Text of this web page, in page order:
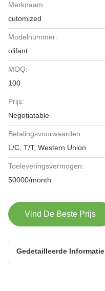
Merknaam:
cutomized
Modelnummer:
olifant
MOQ:
100
Prijs:
Negotiatable
Betalingsvoorwaarden:
L/C, T/T, Western Union
Toeleveringsvermogen:
50000/month
Vind De Beste Prijs
Gedetailleerde Informatie